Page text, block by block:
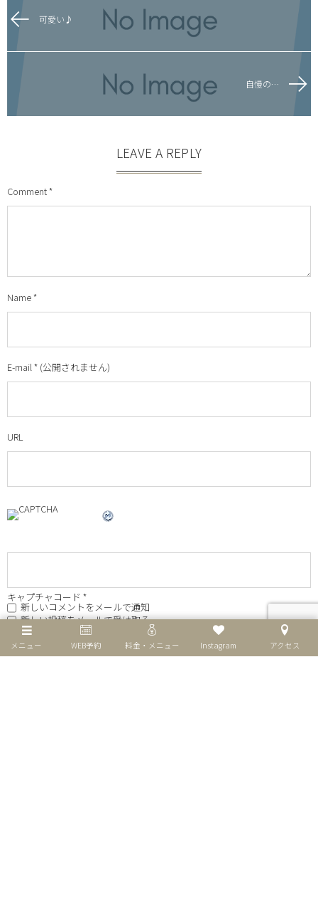
可愛い♪
自慢の…
LEAVE A REPLY
Comment*
Name*
E-mail * (公開されません)
URL
キャプチャコード *
新しいコメントをメールで通知
新しい投稿をメールで受け取る
メニュー WEB予約 料金・メニュー Instagram アクセス